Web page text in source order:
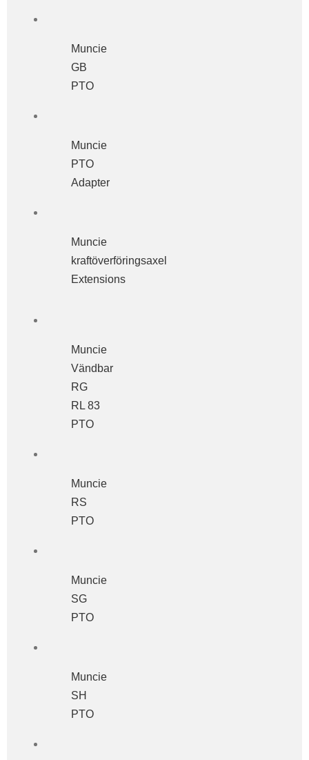
Muncie
GB
PTO
Muncie
PTO
Adapter
Muncie
kraftöverföringsaxel
Extensions
Muncie
Vändbar
RG
RL 83
PTO
Muncie
RS
PTO
Muncie
SG
PTO
Muncie
SH
PTO